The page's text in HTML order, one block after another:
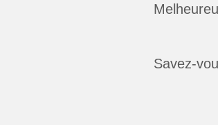
Savez-